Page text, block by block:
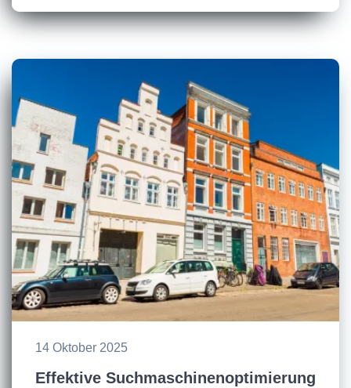
14 Oktober 2025
Effektive Suchmaschinenoptimierung